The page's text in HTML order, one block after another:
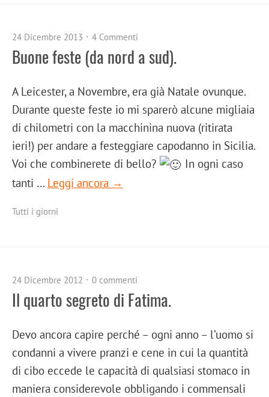
24 Dicembre 2013 4 Commenti
Buone feste (da nord a sud).
A Leicester, a Novembre, era già Natale ovunque.
Durante queste feste io mi sparerò alcune migliaia
di chilometri con la macchinina nuova (ritirata
ieri!) per andare a festeggiare capodanno in Sicilia.
Voi che combinerete di bello?
In ogni caso
tanti … Leggi ancora →
Tutti i giorni
24 Dicembre 2012 0 commenti
Il quarto segreto di Fatima.
Devo ancora capire perché – ogni anno – l’uomo si
condanni a vivere pranzi e cene in cui la quantità
di cibo eccede le capacità di qualsiasi stomaco in
maniera considerevole obbligando i commensali